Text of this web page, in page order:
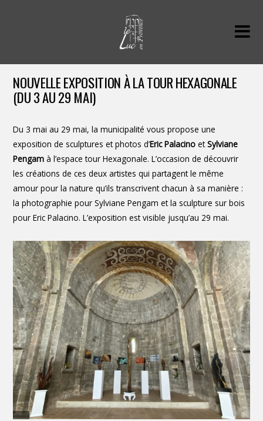
NOUVELLE EXPOSITION À LA TOUR HEXAGONALE
(DU 3 AU 29 MAI)
Du 3 mai au 29 mai, la municipalité vous propose une
exposition de sculptures et photos d’Eric Palacino etSylviane
Pengam à l’espace tour Hexagonale. L’occasion de découvrir
les créations de ces deux artistes qui partagent le même
amour pour la nature qu’ils transcrivent chacun à sa manière :
la photographie pour Sylviane Pengam et la sculpture sur bois
pour Eric Palacino. L’exposition est visible jusqu’au 29 mai.